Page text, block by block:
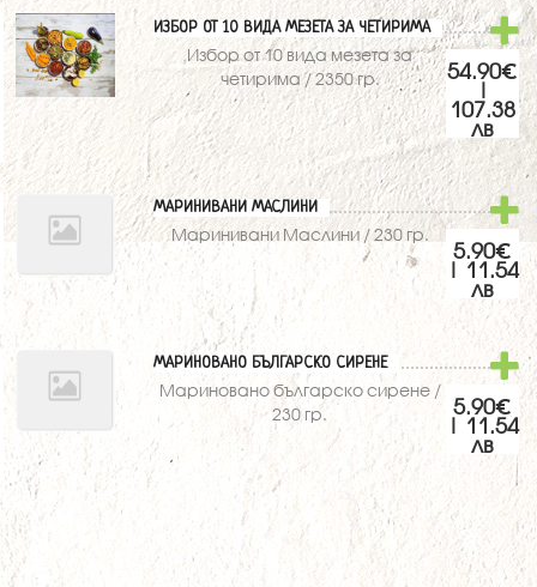
ИЗБОР ОТ 10 ВИДА МЕЗЕТА ЗА ЧЕТИРИМА
Избор от 10 вида мезета за
четирима / 2350 гр.
54.90€
|
107.38
лв
МАРИНИВАНИ МАСЛИНИ
Маринивани Маслини / 230 гр.
5.90€
| 11.54
лв
МАРИНОВАНО БЪЛГАРСКО СИРЕНЕ
Мариновано българско сирене /
230 гр.
5.90€
| 11.54
лв